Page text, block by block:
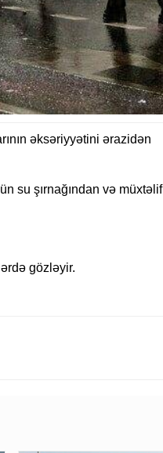
əksəriyyətini ərazidən
su şırnağından və müxtəlif
gözləyir.